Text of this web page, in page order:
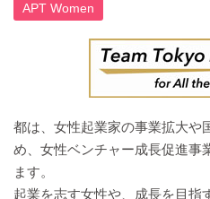
APT Women
都は、女性起業家の事業拡大や
め、女性ベンチャー成長促進事
ます。
起業を志す女性や、成長を目指